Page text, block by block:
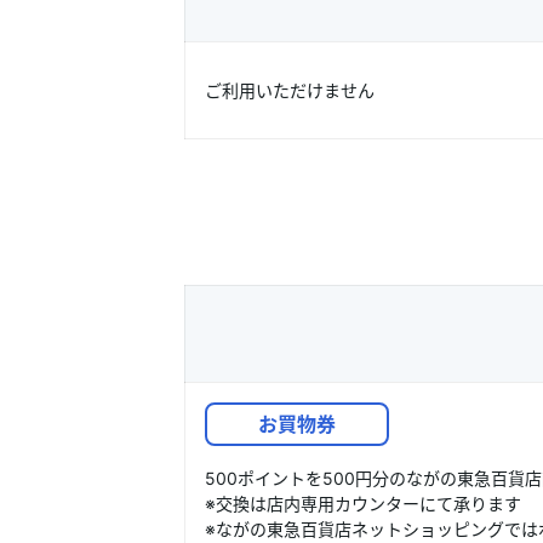
ご利用いただけません
500ポイントを500円分のながの東急百貨
※交換は店内専用カウンターにて承ります
※ながの東急百貨店ネットショッピングで